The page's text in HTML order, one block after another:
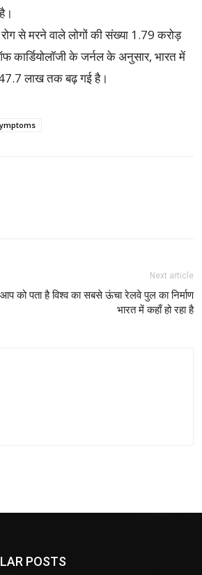
से मरने वाले लोगों की संख्या 1.79 करोड़
के जर्नल के अनुसार, भारत में
लाख तक बढ़ गई है।
Next article
को पता है विश्व का सबसे ऊंचा रेलवे पुल का निर्माण
भारत में कहाँ हो रहा है
POSTS